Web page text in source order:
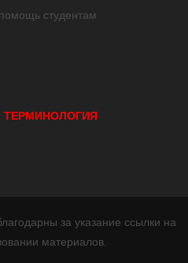
студентам
ТЕРМИНОЛОГИЯ
за указание ссылки на
материалов.